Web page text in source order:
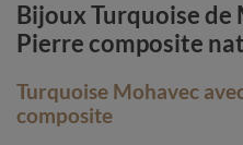
Bijoux Turquoise de
Pierre composite
Turquoise Mohavec
composite